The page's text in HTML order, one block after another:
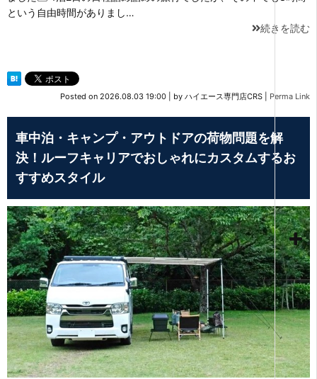
という自由時間がありまし…
続きを読む
Posted on 2026.08.03 19:00 by ハイエース専門店CRS Perma Link
車中泊・キャンプ・アウトドアの荷物問題を解
決！ルーフキャリアでおしゃれにカスタムするお
すすめスタイル